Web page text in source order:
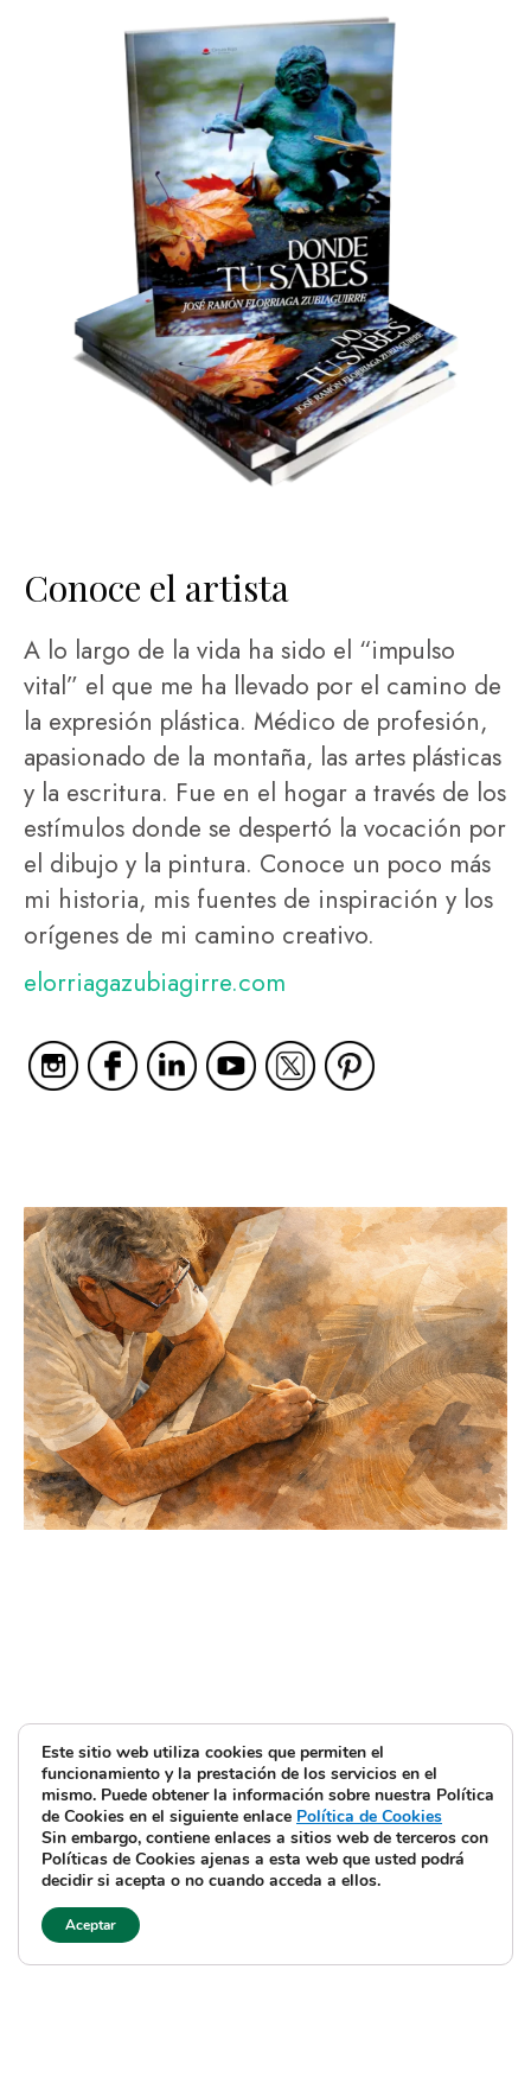
Conoce el artista
A lo largo de la vida ha sido el “impulso
vital” el que me ha llevado por el camino de
la expresión plástica. Médico de profesión,
apasionado de la montaña, las artes plásticas
y la escritura. Fue en el hogar a través de los
estímulos donde se despertó la vocación por
el dibujo y la pintura. Conoce un poco más
mi historia, mis fuentes de inspiración y los
orígenes de mi camino creativo.
elorriagazubiagirre.com
Este sitio web utiliza cookies que permiten el
funcionamiento y la prestación de los servicios en el
mismo. Puede obtener la información sobre nuestra Política
de Cookies en el siguiente enlace Política de Cookies
Sin embargo, contiene enlaces a sitios web de terceros con
Políticas de Cookies ajenas a esta web que usted podrá
decidir si acepta o no cuando acceda a ellos.
Aceptar